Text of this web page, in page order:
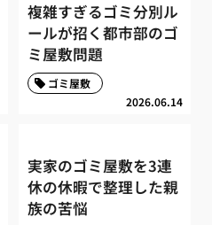
複雑すぎるゴミ分別ル
ールが招く都市部のゴ
ミ屋敷問題
2026.06.14
ゴミ屋敷
実家のゴミ屋敷を3連
休の休暇で整理した親
族の苦悩